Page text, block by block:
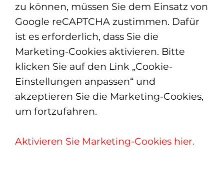
zu können, müssen Sie dem Einsatz von
Google reCAPTCHA zustimmen. Dafür
ist es erforderlich, dass Sie die
Marketing-Cookies aktivieren. Bitte
klicken Sie auf den Link „Cookie-
Einstellungen anpassen“ und
akzeptieren Sie die Marketing-Cookies,
um fortzufahren.
Aktivieren Sie Marketing-Cookies hier.